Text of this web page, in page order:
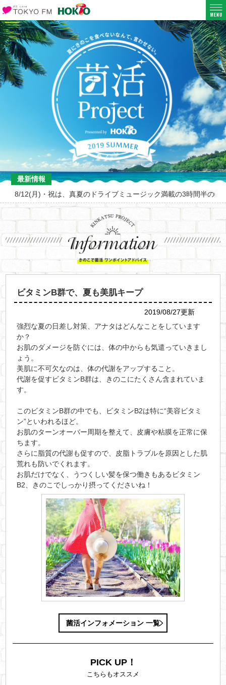
最新情報
8/12(月)・祝は、真夏のドライブミュージック満載の3時間半の特
ビタミンB群で、夏も美肌キープ
2019/08/27更新
強烈な夏の日差し対策、アナタはどんなことをしています
か？
お肌のダメージを防ぐには、体の中からも気遣っていきまし
ょう。
美肌に不可欠なのは、体の代謝をアップすること。
代謝を促すビタミンB群は、きのこにたくさん含まれていま
す。
このビタミンB群の中でも、ビタミンB2は特に“美容ビタミ
ン”といわれるほど。
お肌のターンオーバー周期を整えて、皮膚や粘膜を正常に保
ちます。
さらに脂質の代謝も促すので、皮脂トラブルを原因とした肌
荒れも防いでくれます。
お肌だけでなく、うつくしい髪を保つ働きもあるビタミン
B2、きのこでしっかり摂ってくださいね！
菌活インフォメーション 一覧
PICK UP！
こちらもオススメ